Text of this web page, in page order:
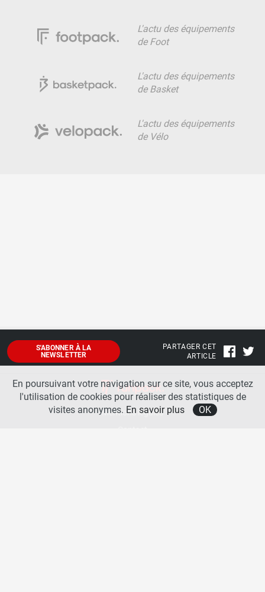
L'actu des équipements
de Foot
L'actu des équipements
de Basket
L'actu des équipements
de Vélo
S'ABONNER À LA
NEWSLETTER
PARTAGER CET
ARTICLE
Mentions légales
En poursuivant votre navigation sur ce site, vous acceptez
l'utilisation de cookies pour réaliser des statistiques de
visites anonymes. En savoir plus OK